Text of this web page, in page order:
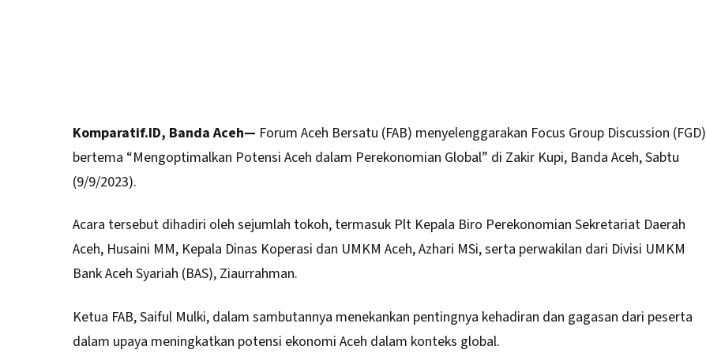
Komparatif.ID, Banda Aceh— Forum Aceh Bersatu (FAB) menyelenggarakan Focus Group Discussion (FGD)
bertema “Mengoptimalkan Potensi Aceh dalam Perekonomian Global” di Zakir Kupi, Banda Aceh, Sabtu
(9/9/2023).
Acara tersebut dihadiri oleh sejumlah tokoh, termasuk Plt Kepala Biro Perekonomian Sekretariat Daerah
Aceh, Husaini MM, Kepala Dinas Koperasi dan UMKM Aceh, Azhari MSi, serta perwakilan dari Divisi UMKM
Bank Aceh Syariah (BAS), Ziaurrahman.
Ketua FAB, Saiful Mulki, dalam sambutannya menekankan pentingnya kehadiran dan gagasan dari peserta
dalam upaya meningkatkan potensi ekonomi Aceh dalam konteks global.